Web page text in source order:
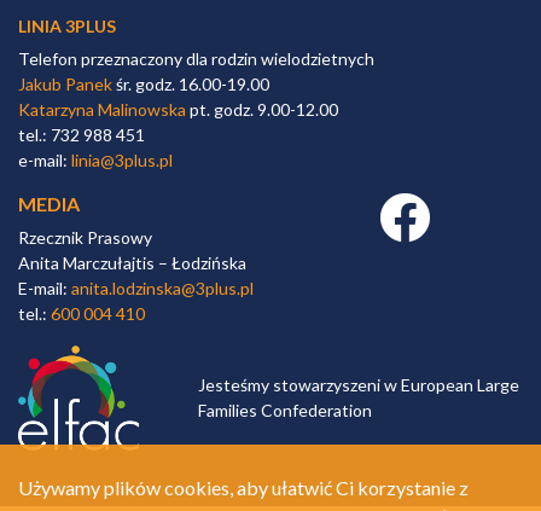
LINIA 3PLUS
Telefon przeznaczony dla rodzin wielodzietnych
Jakub Panekśr. godz. 16.00-19.00
Katarzyna Malinowska pt. godz. 9.00-12.00
tel.: 732 988 451
e-mail: linia@3plus.pl
MEDIA
Rzecznik Prasowy
Anita Marczułajtis – Łodzińska
E-mail: anita.lodzinska@3plus.pl
tel.: 600 004 410
Facebook link
Jesteśmy stowarzyszeni w European Large
Families Confederation
Używamy plików cookies, aby ułatwić Ci korzystanie z